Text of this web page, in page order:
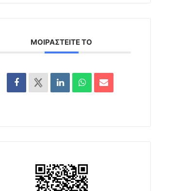
ΜΟΙΡΑΣΤΕΊΤΕ ΤΟ